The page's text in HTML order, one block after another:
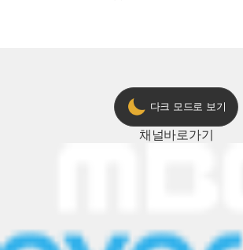
다크 모드로 보기
채널바로가기